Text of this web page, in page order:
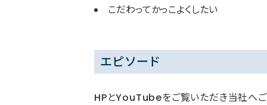
こだわってかっこよくしたい
エピソード
HPとYouTubeをご覧いただき当社へご